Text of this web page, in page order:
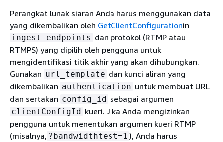
Perangkat lunak siaran Anda harus menggunakan data
yang dikembalikan oleh GetClientConfigurationin
ingest_endpoints dan protokol (RTMP atau
RTMPS) yang dipilih oleh pengguna untuk
mengidentifikasi titik akhir yang akan dihubungkan.
Gunakan url_template dan kunci aliran yang
dikembalikan authentication untuk membuat URL
dan sertakan config_id sebagai argumen
clientConfigId kueri. Jika Anda mengizinkan
pengguna untuk menentukan argumen kueri RTMP
(misalnya, ?bandwidthtest=1 ), Anda harus